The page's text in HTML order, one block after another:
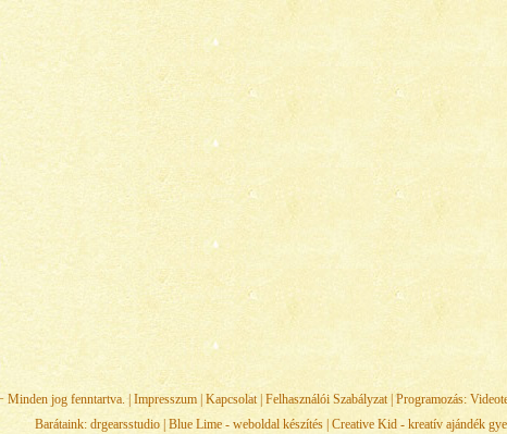
Minden jog fenntartva. | Impresszum| Kapcsolat| Felhasználói Szabályzat| Programozás:
Barátaink: drgearsstudio| Blue Lime - weboldal készítés| Creative Kid - kreatív ajándék